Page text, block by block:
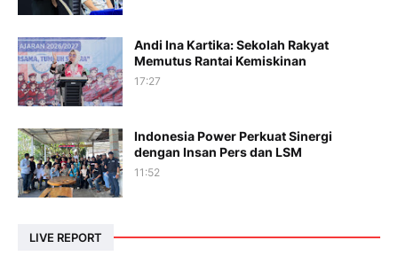
Andi Ina Kartika: Sekolah Rakyat
Memutus Rantai Kemiskinan
17:27
Indonesia Power Perkuat Sinergi
dengan Insan Pers dan LSM
11:52
LIVE REPORT